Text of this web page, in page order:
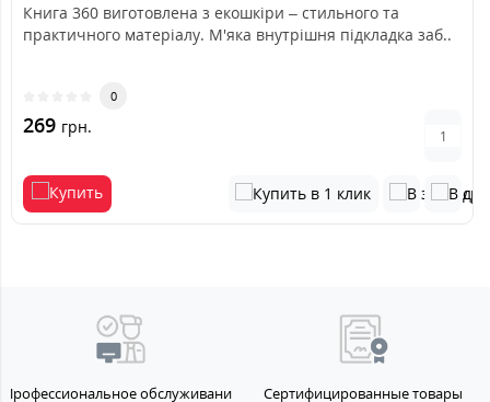
Книга 360 виготовлена з екошкіри – стильного та
практичного матеріалу. М'яка внутрішня підкладка заб..
0
269 грн.
Профессиональное обслуживание Сертифицированные товары